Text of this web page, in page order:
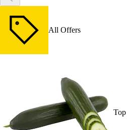
All Offers